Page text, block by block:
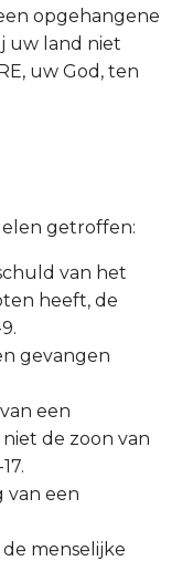
opgehangene
uw land niet
uw God, ten
getroffen:
van het
heeft, de
gevangen
een
de zoon van
van een
menselijke